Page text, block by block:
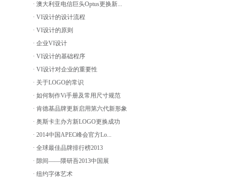
· 澳大利亚电信巨头Optus更换新...
· VI设计的设计流程
· VI设计的原则
· 企业VI设计
· VI设计的基础程序
· VI设计对企业的重要性
· 关于LOGO的常识
· 如何制作Vi手册及常用尺寸规范
· 肯德基品牌更新启用第六代新形象
· 奥斯卡主办方新LOGO更换成功
· 2014中国APEC峰会官方Lo...
· 全球最佳品牌排行榜2013
· 隙间——隈研吾2013中国展
· 纽约字体艺术